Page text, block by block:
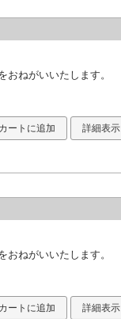
おねがいいたします。
カートに追加 詳細表示
おねがいいたします。
カートに追加 詳細表示